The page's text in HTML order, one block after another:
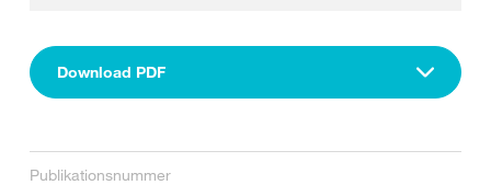
Download PDF
Publikationsnummer